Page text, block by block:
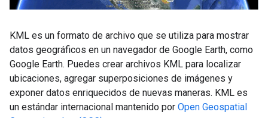
KML es un formato de archivo que se utiliza para mostrar
datos geográficos en un navegador de Google Earth, como
Google Earth. Puedes crear archivos KML para localizar
ubicaciones, agregar superposiciones de imágenes y
exponer datos enriquecidos de nuevas maneras. KML es
un estándar internacional mantenido por Open Geospatial